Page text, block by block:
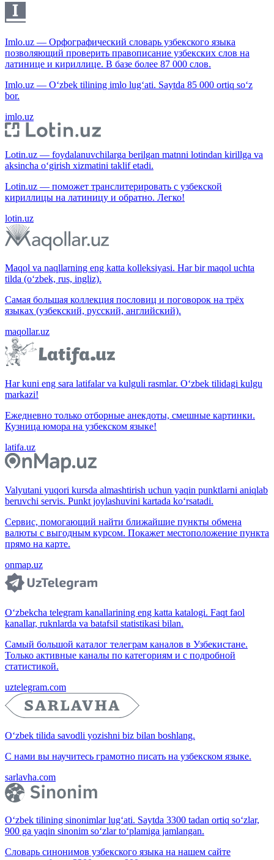
Imlo.uz — Орфографический словарь узбекского языка
позволяющий проверить правописание узбекских слов на
латинице и кириллице. В базе более 87 000 слов.
Imlo.uz — O‘zbek tilining imlo lug‘ati. Saytda 85 000 ortiq so‘z
bor.
imlo.uz
Lotin.uz — foydalanuvchilarga berilgan matnni lotindan kirillga va
aksincha o‘girish xizmatini taklif etadi.
Lotin.uz — поможет транслитерировать с узбекской
кириллицы на латиницу и обратно. Легко!
lotin.uz
Maqol va naqllarning eng katta kolleksiyasi. Har bir maqol uchta
tilda (o‘zbek, rus, ingliz).
Самая большая коллекция пословиц и поговорок на трёх
языках (узбекский, русский, английский).
maqollar.uz
Har kuni eng sara latifalar va kulguli rasmlar. O‘zbek tilidagi kulgu
markazi!
Ежедневно только отборные анекдоты, смешные картинки.
Кузница юмора на узбекском языке!
latifa.uz
Valyutani yuqori kursda almashtirish uchun yaqin punktlarni aniqlab
beruvchi servis. Punkt joylashuvini kartada ko‘rsatadi.
Сервис, помогающий найти ближайшие пункты обмена
валюты с выгодным курсом. Покажет местоположение пункта
прямо на карте.
onmap.uz
O‘zbekcha telegram kanallarining eng katta katalogi. Faqt faol
kanallar, ruknlarda va batafsil statistikasi bilan.
Самый большой каталог телеграм каналов в Узбекистане.
Только активные каналы по категориям и с подробной
статистикой.
uztelegram.com
O‘zbek tilida savodli yozishni biz bilan boshlang.
С нами вы научитесь грамотно писать на узбекском языке.
sarlavha.com
O‘zbek tilining sinonimlar lug‘ati. Saytda 3300 tadan ortiq so‘zlar,
900 ga yaqin sinonim so‘zlar to‘plamiga jamlangan.
Словарь синонимов узбекского языка на нашем сайте